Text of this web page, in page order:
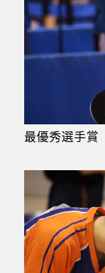
最優秀選手